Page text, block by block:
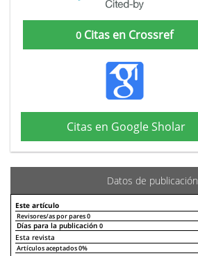
0 Citas en Crossref
Citas en Google Sholar
Datos de publicación
Este artículo
Revisores/as por pares0
Días para la publicación 0
Declaraciones de autoría
Esta revista
Artículos aceptados0%